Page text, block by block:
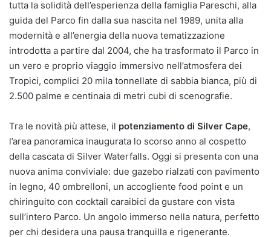
tutta la solidità dell’esperienza della famiglia Pareschi, alla
guida del Parco fin dalla sua nascita nel 1989, unita alla
modernità e all’energia della nuova tematizzazione
introdotta a partire dal 2004, che ha trasformato il Parco in
un vero e proprio viaggio immersivo nell’atmosfera dei
Tropici, complici 20 mila tonnellate di sabbia bianca, più di
2.500 palme e centinaia di metri cubi di scenografie.
Tra le novità più attese, il potenziamento di Silver Cape,
l’area panoramica inaugurata lo scorso anno al cospetto
della cascata di Silver Waterfalls. Oggi si presenta con una
nuova anima conviviale: due gazebo rialzati con pavimento
in legno, 40 ombrelloni, un accogliente food point e un
chiringuito con cocktail caraibici da gustare con vista
sull’intero Parco. Un angolo immerso nella natura, perfetto
per chi desidera una pausa tranquilla e rigenerante.